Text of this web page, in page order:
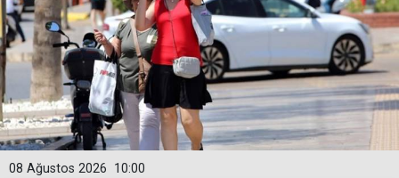
10:00
08 Ağustos 2026